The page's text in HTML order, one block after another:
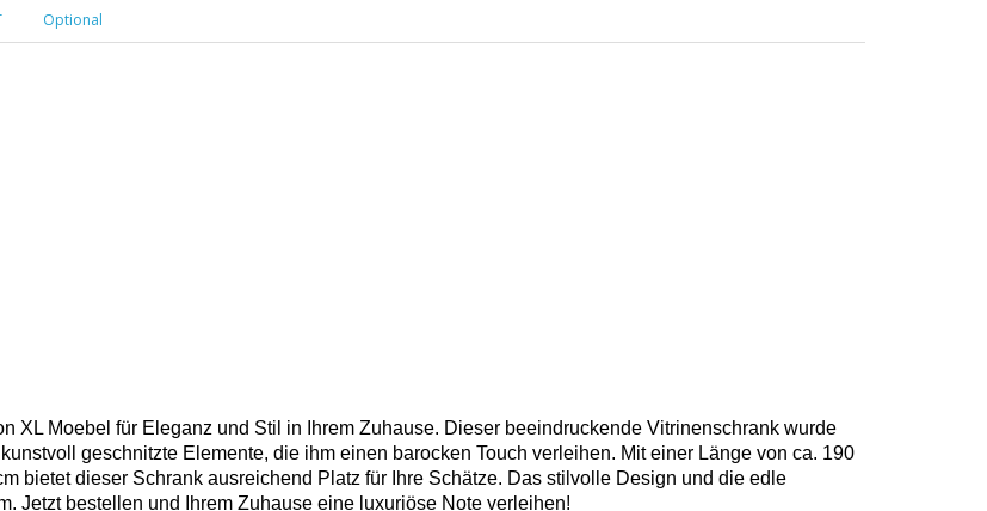
Optional
XL Moebel für Eleganz und Stil in Ihrem Zuhause. Dieser beeindruckende Vitrinenschrank wurde
geschnitzte Elemente, die ihm einen barocken Touch verleihen. Mit einer Länge von ca. 190
bietet dieser Schrank ausreichend Platz für Ihre Schätze. Das stilvolle Design und die edle
Jetzt bestellen und Ihrem Zuhause eine luxuriöse Note verleihen!